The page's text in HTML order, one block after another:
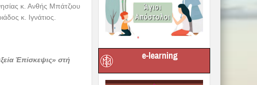
κ. Ανθής Μπάτζιου
κ. Ιγνάτιος.
Ἐπίσκεψις» στή
e-learning